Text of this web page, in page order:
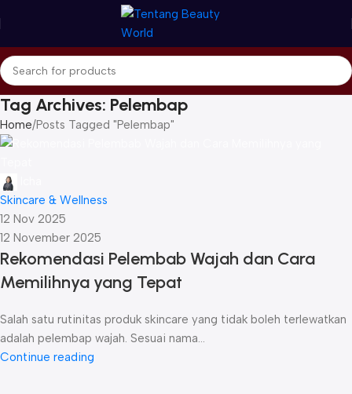
Tag Archives: Pelembap
Home Posts Tagged "Pelembap"
Skincare & Wellness
12 Nov 2025
12 November 2025
Rekomendasi Pelembab Wajah dan Cara
Memilihnya yang Tepat
Salah satu rutinitas produk skincare yang tidak boleh terlewatkan
adalah pelembap wajah. Sesuai nama...
Continue reading